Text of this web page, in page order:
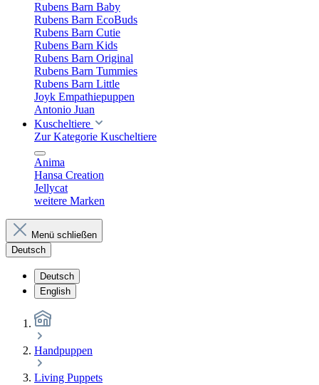
Rubens Barn Baby
Rubens Barn EcoBuds
Rubens Barn Cutie
Rubens Barn Kids
Rubens Barn Original
Rubens Barn Tummies
Rubens Barn Little
Joyk Empathiepuppen
Antonio Juan
Kuscheltiere
Zur Kategorie Kuscheltiere
Anima
Hansa Creation
Jellycat
weitere Marken
Menü schließen
Deutsch
Deutsch
English
Handpuppen
Living Puppets